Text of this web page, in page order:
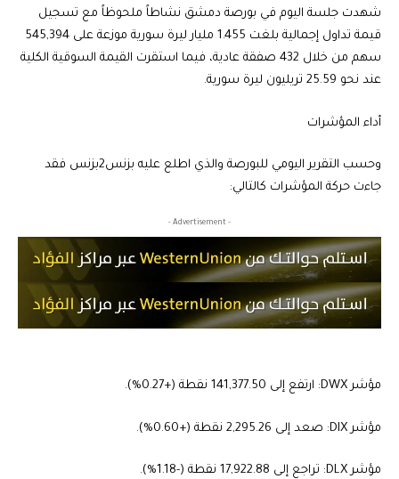
شهدت جلسة اليوم في بورصة دمشق نشاطاً ملحوظاً مع تسجيل
قيمة تداول إجمالية بلغت 1.455 مليار ليرة سورية موزعة على 545,394
سهم من خلال 432 صفقة عادية، فيما استقرت القيمة السوقية الكلية
عند نحو 25.59 تريليون ليرة سورية.
أداء المؤشرات
وحسب التقرير اليومي للبورصة والذي اطلع عليه بزنس2بزنس فقد
جاءت حركة المؤشرات كالتالي:
- Advertisement -
مؤشر DWX: ارتفع إلى 141,377.50 نقطة (+0.27%).
مؤشر DIX: صعد إلى 2,295.26 نقطة (+0.60%).
مؤشر DLX: تراجع إلى 17,922.88 نقطة (-1.18%).